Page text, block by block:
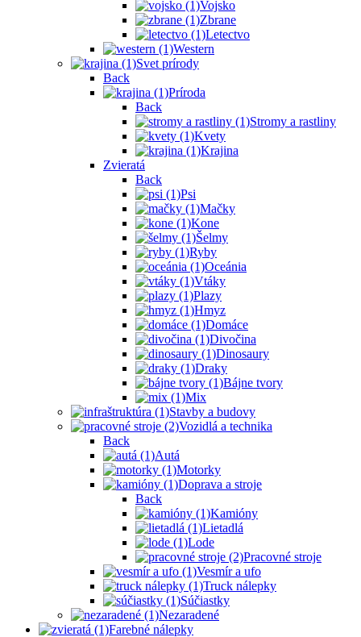
Vojsko
Zbrane
Letectvo
Western
Svet prírody
Back
Príroda
Back
Stromy a rastliny
Kvety
Krajina
Zvieratá
Back
Psi
Mačky
Kone
Šelmy
Ryby
Oceánia
Vtáky
Plazy
Hmyz
Domáce
Divočina
Dinosaury
Draky
Bájne tvory
Mix
Stavby a budovy
Vozidlá a technika
Back
Autá
Motorky
Doprava a stroje
Back
Kamióny
Lietadlá
Lode
Pracovné stroje
Vesmír a ufo
Truck nálepky
Súčiastky
Nezaradené
Farebné nálepky